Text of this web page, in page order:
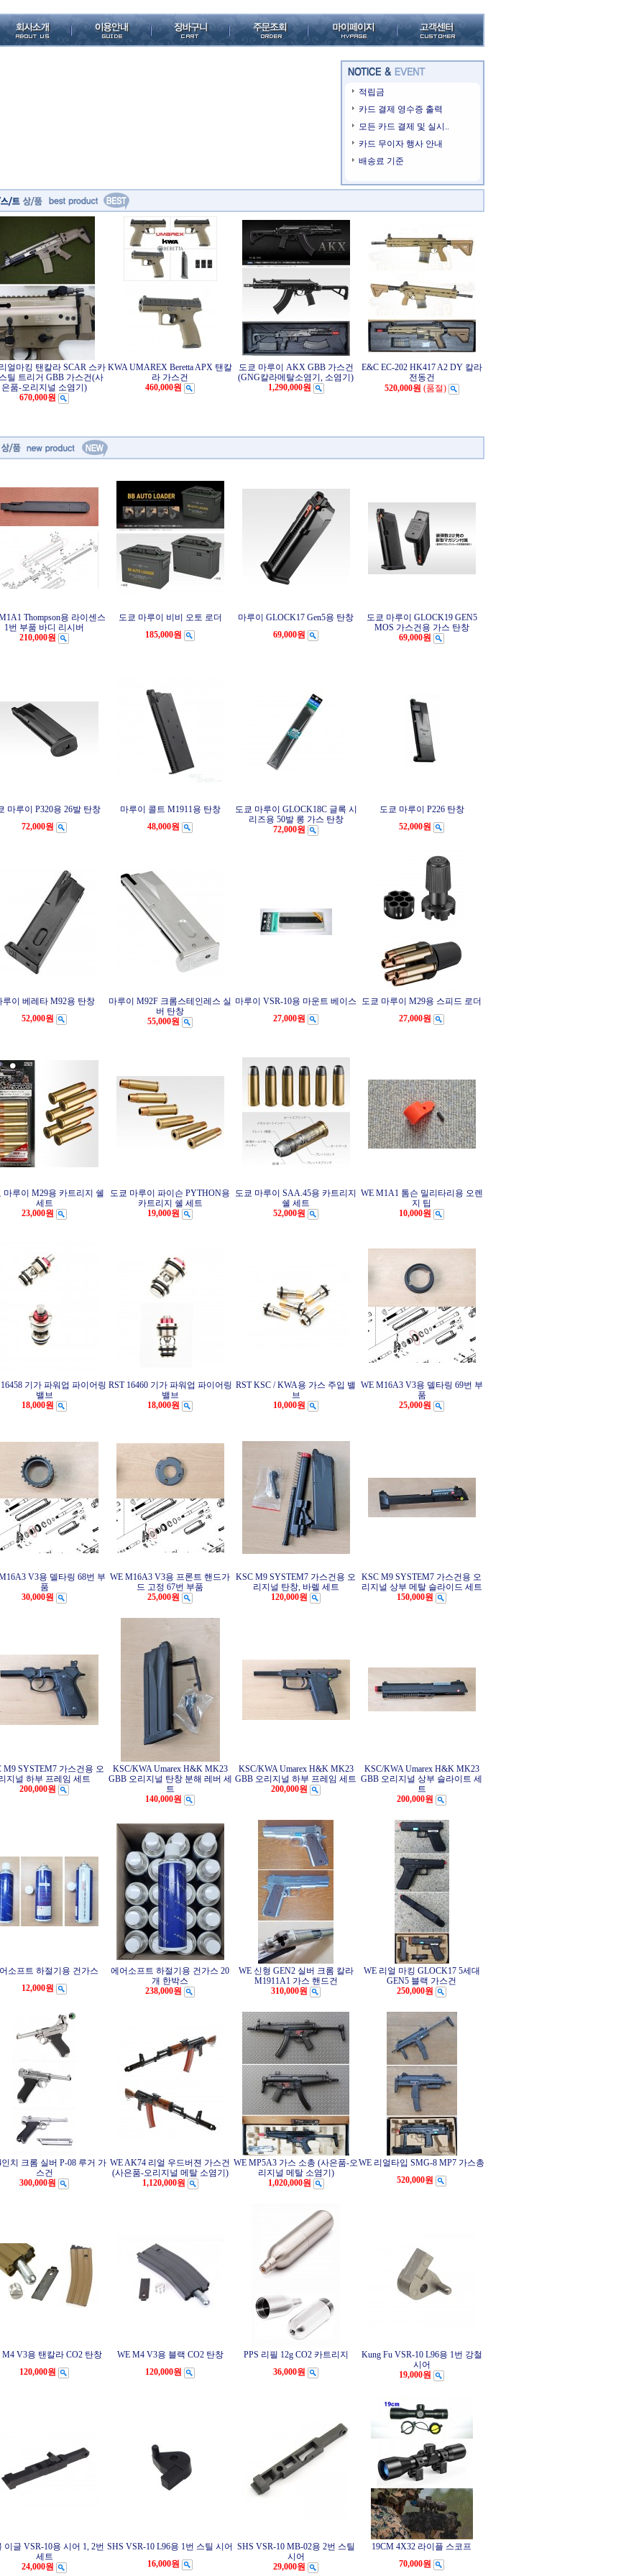
적립금
카드 결제 영수증 출력
모든 카드 결제 및 실시..
카드 무이자 행사 안내
배송료 기준
얼마킹 탠칼라 SCAR 스카
틸 트리거 GBB 가스건(사
은품-오리지널 소염기)
670,000원
KWA UMAREX Beretta APX 탠칼
라 가스건
460,000원
도쿄 마루이 AKX GBB 가스건
(GNG칼라메탈소염기, 소염기)
1,290,000원
E&C EC-202 HK417 A2 DY 칼라
전동건
520,000원 (품절)
Thompson용 라이센스
1번 부품 바디 리시버
210,000원
도쿄 마루이 비비 오토 로더
185,000원
마루이 GLOCK17 Gen5용 탄창
69,000원
도쿄 마루이 GLOCK19 GEN5
MOS 가스건용 가스 탄창
69,000원
마루이 P320용 26발 탄창
72,000원
마루이 콜트 M1911용 탄창
48,000원
도쿄 마루이 GLOCK18C 글록 시
리즈용 50발 롱 가스 탄창
72,000원
도쿄 마루이 P226 탄창
52,000원
루이 베레타 M92용 탄창
52,000원
마루이 M92F 크롬스테인레스 실
버 탄창
55,000원
마루이 VSR-10용 마운트 베이스
27,000원
도쿄 마루이 M29용 스피드 로더
27,000원
마루이 M29용 카트리지 쉘
세트
23,000원
도쿄 마루이 파이슨 PYTHON용
카트리지 쉘 세트
19,000원
도쿄 마루이 SAA.45용 카트리지
쉘 세트
52,000원
WE M1A1 톰슨 밀리타리용 오렌
지 팁
10,000원
기가 파워업 파이어링
밸브
18,000원
RST 16460 기가 파워업 파이어링
밸브
18,000원
RST KSC / KWA용 가스 주입 밸
브
10,000원
WE M16A3 V3용 델타링 69번 부
품
25,000원
V3용 델타링 68번 부
품
30,000원
WE M16A3 V3용 프론트 핸드가
드 고정 67번 부품
25,000원
KSC M9 SYSTEM7 가스건용 오
리지널 탄창, 바렐 세트
120,000원
KSC M9 SYSTEM7 가스건용 오
리지널 상부 메탈 슬라이드 세트
150,000원
M9 SYSTEM7 가스건용 오
지널 하부 프레임 세트
200,000원
KSC/KWA Umarex H&K MK23
GBB 오리지널 탄창 분해 레버 세
트
140,000원
KSC/KWA Umarex H&K MK23
GBB 오리지널 하부 프레임 세트
200,000원
KSC/KWA Umarex H&K MK23
GBB 오리지널 상부 슬라이트 세
트
200,000원
소프트 하절기용 건가스
12,000원
에어소프트 하절기용 건가스 20
개 한박스
238,000원
WE 신형 GEN2 실버 크롬 칼라
M1911A1 가스 핸드건
310,000원
WE 리얼 마킹 GLOCK17 5세대
GEN5 블랙 가스건
250,000원
인치 크롬 실버 P-08 루거 가
스건
300,000원
WE AK74 리얼 우드버젼 가스건
(사은품-오리지널 메탈 소염기)
1,120,000원
WE MP5A3 가스 소총 (사은품-오
리지널 메탈 소염기)
1,020,000원
WE 리얼타입 SMG-8 MP7 가스총
520,000원
M4 V3용 탠칼라 CO2 탄창
120,000원
WE M4 V3용 블랙 CO2 탄창
120,000원
PPS 리필 12g CO2 카트리지
36,000원
Kung Fu VSR-10 L96용 1번 강철
시어
19,000원
이글 VSR-10용 시어 1, 2번
세트
24,000원
SHS VSR-10 L96용 1번 스틸 시어
16,000원
SHS VSR-10 MB-02용 2번 스틸
시어
29,000원
19CM 4X32 라이플 스코프
70,000원